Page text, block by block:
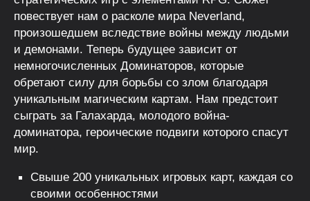
повествует нам о расколе мира Neverland,
произошедшем вследствие войны между людьми
и демонами. Теперь будущее зависит от
немногочисленных Доминаторов, которые
обретают силу для борьбы со злом благодаря
уникальным магическим картам. Нам предстоит
сыграть за Галахарда, молодого война-
доминатора, героические подвиги которого спасут
мир.
Свыше 200 уникальных игровых карт, каждая со
своими особенностями